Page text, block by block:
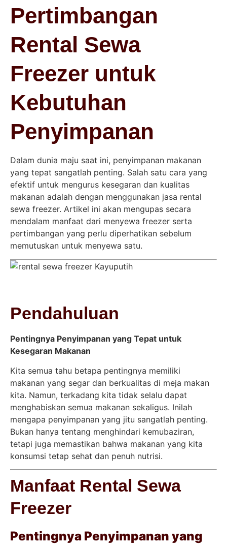
Pertimbangan
Rental Sewa
Freezer untuk
Kebutuhan
Penyimpanan
Dalam dunia maju saat ini, penyimpanan makanan
yang tepat sangatlah penting. Salah satu cara yang
efektif untuk mengurus kesegaran dan kualitas
makanan adalah dengan menggunakan jasa rental
sewa freezer. Artikel ini akan mengupas secara
mendalam manfaat dari menyewa freezer serta
pertimbangan yang perlu diperhatikan sebelum
memutuskan untuk menyewa satu.
Pendahuluan
Pentingnya Penyimpanan yang Tepat untuk
Kesegaran Makanan
Kita semua tahu betapa pentingnya memiliki
makanan yang segar dan berkualitas di meja makan
kita. Namun, terkadang kita tidak selalu dapat
menghabiskan semua makanan sekaligus. Inilah
mengapa penyimpanan yang jitu sangatlah penting.
Bukan hanya tentang menghindari kemubaziran,
tetapi juga memastikan bahwa makanan yang kita
konsumsi tetap sehat dan penuh nutrisi.
Manfaat Rental Sewa
Freezer
Pentingnya Penyimpanan yang